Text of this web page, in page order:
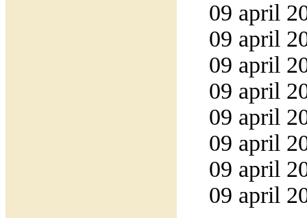
09 april
09 april
09 april
09 april
09 april
09 april
09 april
09 april